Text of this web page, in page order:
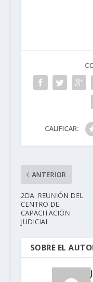
CALIFICAR:
ANTERIOR
2DA. REUNIÓN DEL
CENTRO DE
CAPACITACIÓN
JUDICIAL
SOBRE EL